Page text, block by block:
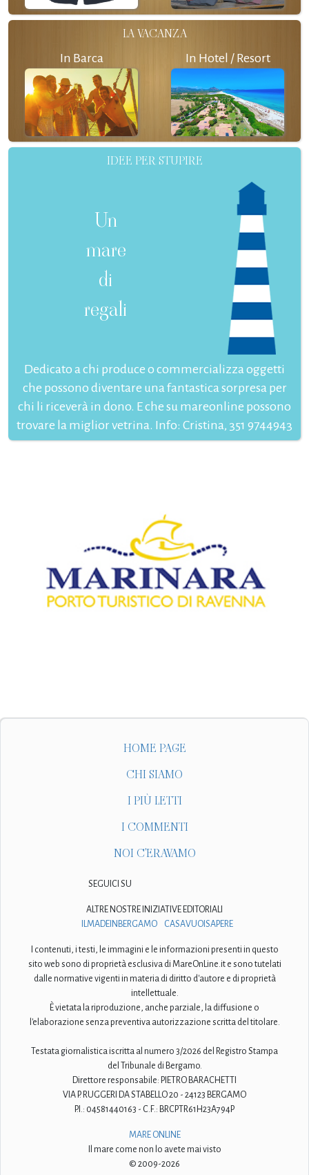
LA VACANZA
In Barca In Hotel / Resort
IDEE PER STUPIRE
Un
mare
di
regali
Dedicato a chi produce o commercializza oggetti
che possono diventare una fantastica sorpresa per
chi li riceverà in dono. E che su mareonline possono
trovare la miglior vetrina. Info: Cristina, 351 9744943
HOME PAGE
CHI SIAMO
I PIÙ LETTI
I COMMENTI
NOI C'ERAVAMO
SEGUICI SU
ALTRE NOSTRE INIZIATIVE EDITORIALI
ILMADEINBERGAMO
CASAVUOISAPERE
I contenuti, i testi, le immagini e le informazioni presenti in questo
sito web sono di proprietà esclusiva di MareOnLine.it e sono tutelati
dalle normative vigenti in materia di diritto d'autore e di proprietà
intellettuale.
È vietata la riproduzione, anche parziale, la diffusione o
l'elaborazione senza preventiva autorizzazione scritta del titolare.
Testata giornalistica iscritta al numero 3/2026 del Registro Stampa
del Tribunale di Bergamo.
Direttore responsabile: PIETRO BARACHETTI
VIA P. RUGGERI DA STABELLO 20 - 24123 BERGAMO
P.I.: 04581440163 - C.F.: BRCPTR61H23A794P
MARE ONLINE
Il mare come non lo avete mai visto
© 2009-2026